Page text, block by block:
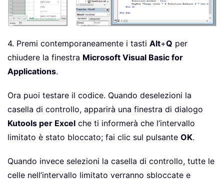
4. Premi contemporaneamente i tasti Alt+Q per
chiudere la finestra Microsoft Visual Basic for
Applications.
Ora puoi testare il codice. Quando deselezioni la
casella di controllo, apparirà una finestra di dialogo
Kutools per Excel che ti informerà che l’intervallo
limitato è stato bloccato; fai clic sul pulsante OK.
Quando invece selezioni la casella di controllo, tutte le
celle nell’intervallo limitato verranno sbloccate e